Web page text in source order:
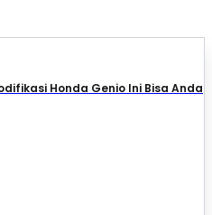
Honda Genio Ini Bisa Anda